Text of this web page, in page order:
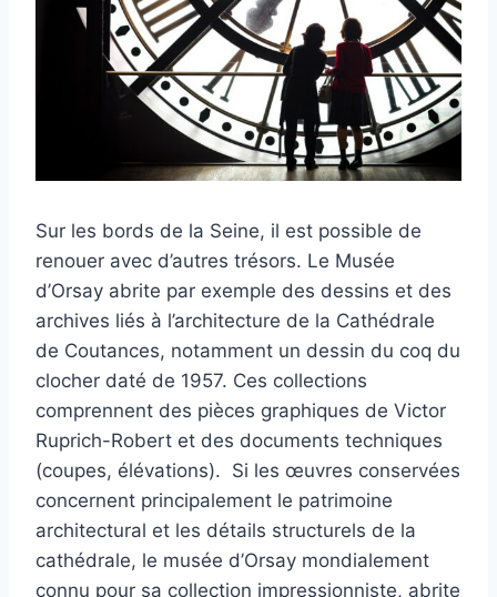
Sur les bords de la Seine, il est possible de
renouer avec d’autres trésors. Le Musée
d’Orsay abrite par exemple des dessins et des
archives liés à l’architecture de la Cathédrale
de Coutances, notamment un dessin du coq du
clocher daté de 1957. Ces collections
comprennent des pièces graphiques de Victor
Ruprich-Robert et des documents techniques
(coupes, élévations). Si les œuvres conservées
concernent principalement le patrimoine
architectural et les détails structurels de la
cathédrale, le musée d’Orsay mondialement
connu pour sa collection impressionniste, abrite